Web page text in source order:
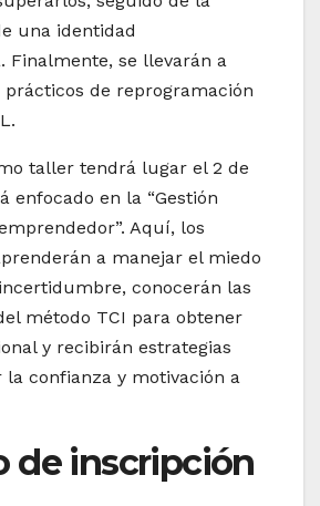
una identidad
Finalmente, se llevarán a
prácticos de reprogramación
taller tendrá lugar el 2 de
enfocado en la “Gestión
Aquí, los
a manejar el miedo
conocerán las
método TCI para obtener
y recibirán estrategias
la confianza y motivación a
de inscripción